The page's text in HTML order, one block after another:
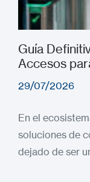
Guía
Accesos
29/07/2026
En el
soluciones de
dejado de ser